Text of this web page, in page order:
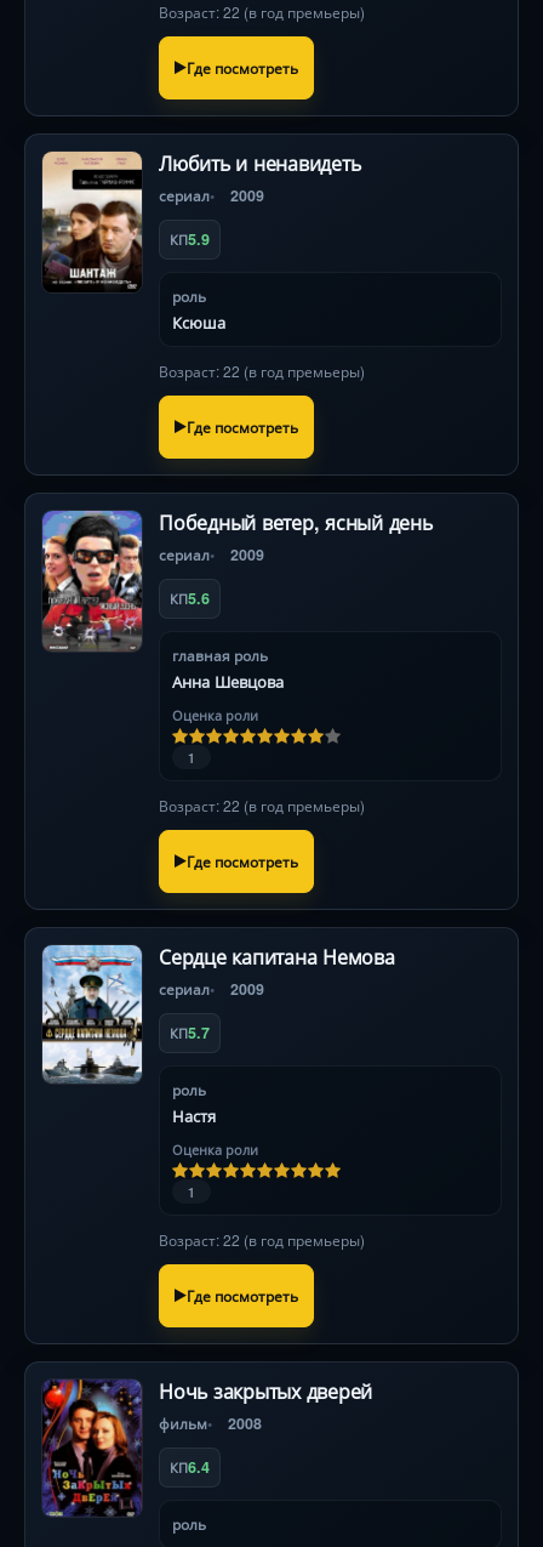
Возраст: 22 (в год премьеры)
Где посмотреть
Любить и ненавидеть
сериал 2009
КП5.9
роль
Ксюша
Возраст: 22 (в год премьеры)
Где посмотреть
Победный ветер, ясный день
сериал 2009
КП5.6
главная роль
Анна Шевцова
Оценка роли
1
Возраст: 22 (в год премьеры)
Где посмотреть
Сердце капитана Немова
сериал 2009
КП5.7
роль
Настя
Оценка роли
1
Возраст: 22 (в год премьеры)
Где посмотреть
Ночь закрытых дверей
фильм 2008
КП6.4
роль